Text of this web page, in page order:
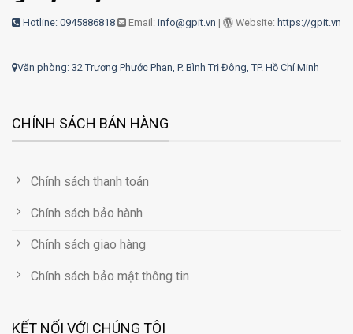
Hotline: 0945886818 Email: info@gpit.vn | Website: https://gpit.vn
Văn phòng: 32 Trương Phước Phan, P. Bình Trị Đông, TP. Hồ Chí Minh
CHÍNH SÁCH BÁN HÀNG
Chính sách thanh toán
Chính sách bảo hành
Chính sách giao hàng
Chính sách bảo mật thông tin
KẾT NỐI VỚI CHÚNG TÔI